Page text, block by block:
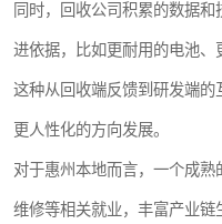
同时，回收公司积累的数据
进依据，比如更耐用的电池、
这种从回收端反馈到研发端的
更人性化的方向发展。
对于惠州本地而言，一个成熟
维修等相关就业，丰富产业链